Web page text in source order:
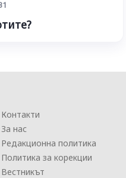
Контакти
За нас
Редакционна политика
Политика за корекции
Вестникът